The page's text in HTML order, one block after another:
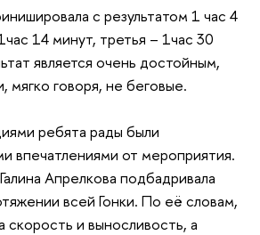
с результатом 1 час 4
14 минут, третья – 1час 30
является очень достойным,
мягко говоря, не беговые.
ребята рады были
впечатлениями от мероприятия.
Апрелкова подбадривала
всей Гонки. По её словам,
скорость и выносливость, а